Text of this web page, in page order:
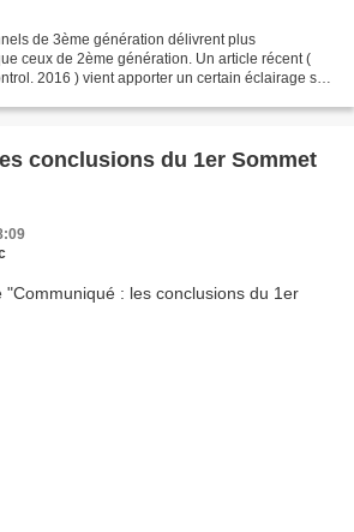
de 3ème génération délivrent plus
ceux de 2ème génération. Un article récent (
2016 ) vient apporter un certain éclairage sur
conclusions du 1er Sommet